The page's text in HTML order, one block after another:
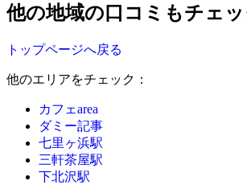
他の地域の口コミもチェッ
トップページへ戻る
他のエリアをチェック：
カフェarea
ダミー記事
七里ヶ浜駅
三軒茶屋駅
下北沢駅